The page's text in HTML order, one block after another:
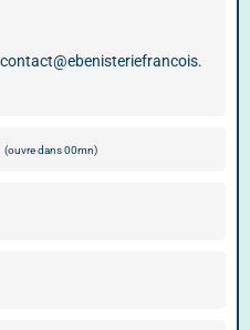
(ouvre dans 00mn)